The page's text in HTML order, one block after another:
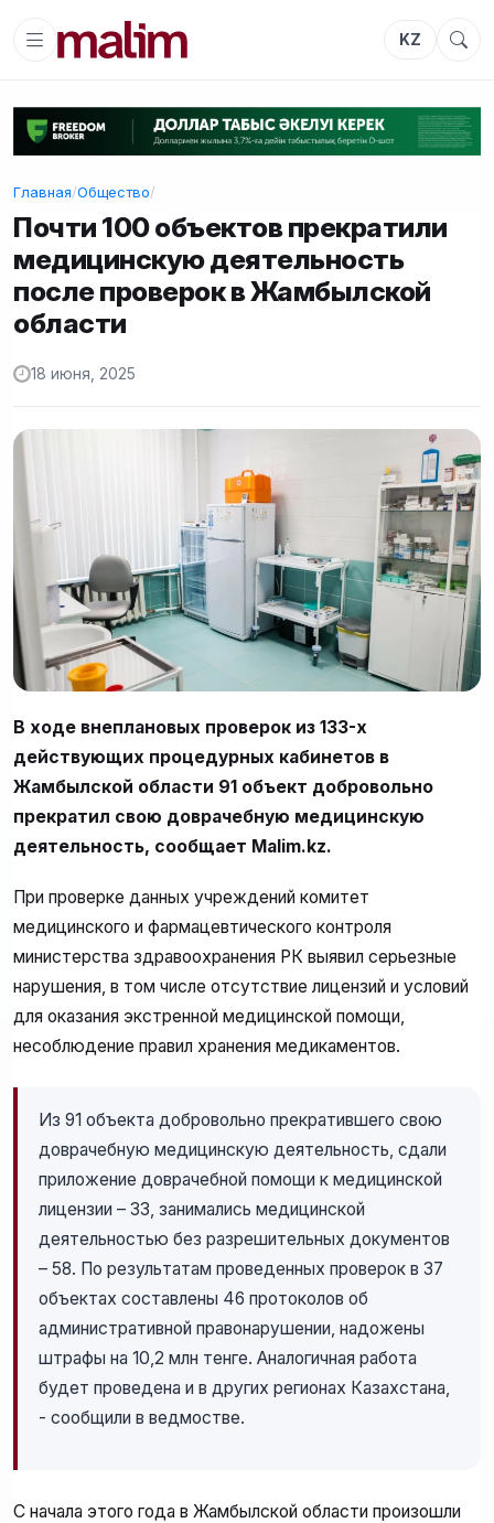
KZ
Главная/Общество/
Почти 100 объектов прекратили
медицинскую деятельность
после проверок в Жамбылской
области
18 июня, 2025
В ходе внеплановых проверок из 133-х
действующих процедурных кабинетов в
Жамбылской области 91 объект добровольно
прекратил свою доврачебную медицинскую
деятельность, сообщает Malim.kz.
При проверке данных учреждений комитет
медицинского и фармацевтического контроля
министерства здравоохранения РК выявил серьезные
нарушения, в том числе отсутствие лицензий и условий
для оказания экстренной медицинской помощи,
несоблюдение правил хранения медикаментов.
Из 91 объекта добровольно прекратившего свою
доврачебную медицинскую деятельность, сдали
приложение доврачебной помощи к медицинской
лицензии – 33, занимались медицинской
деятельностью без разрешительных документов
– 58. По результатам проведенных проверок в 37
объектах составлены 46 протоколов об
административной правонарушении, надожены
штрафы на 10,2 млн тенге. Аналогичная работа
будет проведена и в других регионах Казахстана,
- сообщили в ведмостве.
С начала этого года в Жамбылской области произошли